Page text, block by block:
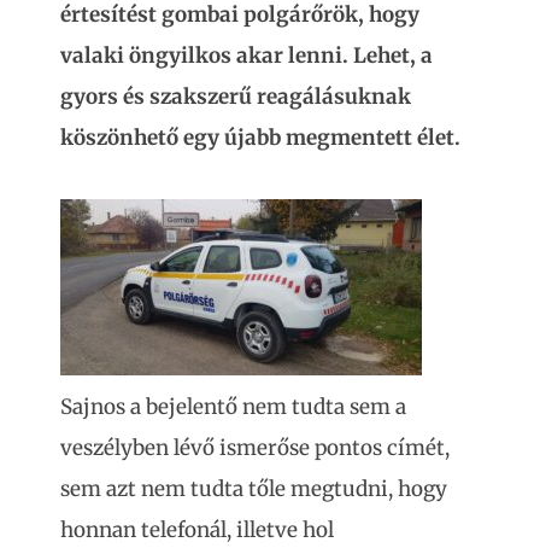
értesítést gombai polgárőrök, hogy
valaki öngyilkos akar lenni. Lehet, a
gyors és szakszerű reagálásuknak
köszönhető egy újabb megmentett élet.
Sajnos a bejelentő nem tudta sem a
veszélyben lévő ismerőse pontos címét,
sem azt nem tudta tőle megtudni, hogy
honnan telefonál, illetve hol